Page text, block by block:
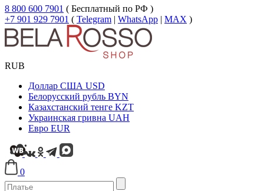
8 800 600 7901 ( Бесплатный по РФ )
+7 901 929 7901 ( Telegram | WhatsApp | MAX )
RUB
Доллар США USD
Белорусский рубль BYN
Казахстанский тенге KZT
Украинская гривна UAH
Евро EUR
0